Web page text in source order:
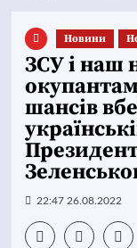
Новини
ЗСУ і наш
шансів
22:47 26.08.2022